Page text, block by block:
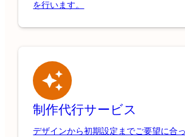
を行います。
制作代行サービス
デザインから初期設定までご要望に合